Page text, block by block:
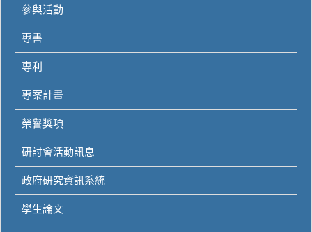
參與活動
專書
專利
專案計畫
榮譽獎項
研討會活動訊息
政府研究資訊系統
學生論文